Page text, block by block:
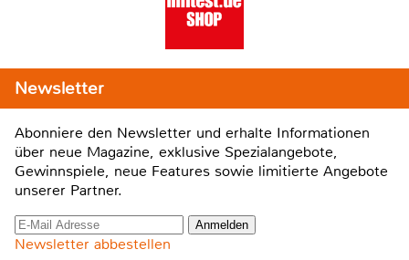
Newsletter
Abonniere den Newsletter und erhalte Informationen
über neue Magazine, exklusive Spezialangebote,
Gewinnspiele, neue Features sowie limitierte Angebote
unserer Partner.
Newsletter abbestellen